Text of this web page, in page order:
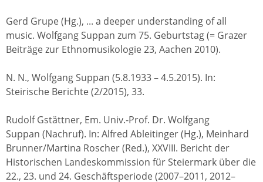
Gerd Grupe (Hg.), ... a deeper understanding of all
music. Wolfgang Suppan zum 75. Geburtstag (= Grazer
Beiträge zur Ethnomusikologie 23, Aachen 2010).
N. N., Wolfgang Suppan (5.8.1933 – 4.5.2015). In:
Steirische Berichte (2/2015), 33.
Rudolf Gstättner, Em. Univ.-Prof. Dr. Wolfgang
Suppan (Nachruf). In: Alfred Ableitinger (Hg.), Meinhard
Brunner/Martina Roscher (Red.), XXVIII. Bericht der
Historischen Landeskommission für Steiermark über die
22., 23. und 24. Geschäftsperiode (2007–2011, 2012–